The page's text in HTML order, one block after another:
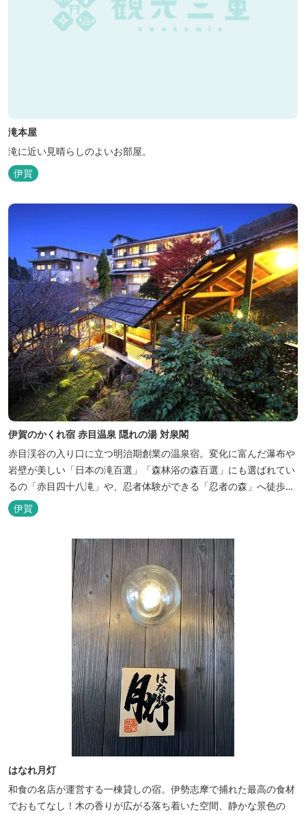
滝本屋
滝に近い見晴らしのよいお部屋。
伊賀
伊賀のかくれ宿 赤目温泉 隠れの湯 対泉閣
赤目渓谷の入り口に立つ明治期創業の温泉宿。変化に富んだ瀑布や
岩壁が美しい「日本の滝百選」「森林浴の森百選」にも選ばれてい
るの「赤目四十八滝」や、忍者体験ができる「忍者の森」へ徒歩５
分と観光にも好立地です。 地下１０００メートルから湧くアルカリ
性単純温泉はしっとり滑らかな肌触りで美肌効果も期待できます。
地元のスギ材を用いた大浴場は、泡風呂を備えた「上忍の湯」、打
たせ湯を備えた「くのいちの...
伊賀
はなれ月灯
和食の名店が運営する一棟貸しの宿。伊勢志摩で捕れた最高の食材
でおもてなし！木の香りが広がる落ち着いた空間、静かな景色の